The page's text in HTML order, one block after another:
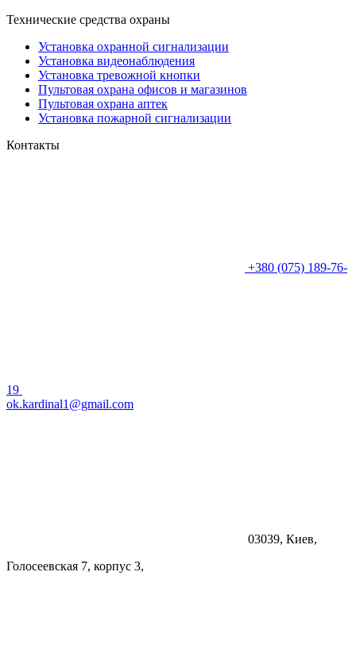
Технические средства охраны
Установка охранной сигнализации
Установка видеонаблюдения
Установка тревожной кнопки
Пультовая охрана офисов и магазинов
Пультовая охрана аптек
Установка пожарной сигнализации
Контакты
+380 (075) 189-76-
19
ok.kardinal1@gmail.com
03039, Киев,
Голосеевская 7, корпус 3,